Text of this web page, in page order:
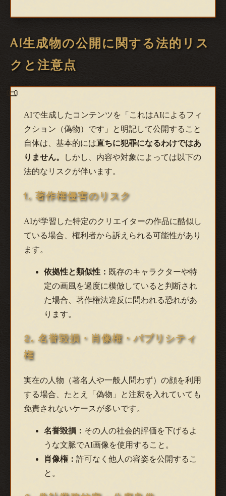
AI生成物の公開に関する法的リス
クと注意点
AIで生成したコンテンツを「これはAIによるフィ
クション（偽物）です」と明記して公開すること
自体は、基本的には直ちに犯罪になるわけではあ
りません。
しかし、内容や対象によっては以下の
法的なリスクが伴います。
1. 著作権侵害のリスク
AIが学習した特定のクリエイターの作品に酷似し
ている場合、権利者から訴えられる可能性があり
ます。
依拠性と類似性： 既存のキャラクターや特
定の画風を過度に模倣していると判断され
た場合、著作権法違反に問われる恐れがあ
ります。
2. 名誉毀損・肖像権・パブリシティ
権
実在の人物（著名人や一般人問わず）の顔を利用
する場合、たとえ「偽物」と注釈を入れていても
免責されないケースが多いです。
名誉毀損： その人の社会的評価を下げるよ
うな文脈でAI画像を使用すること。
肖像権： 許可なく他人の容姿を公開するこ
と。